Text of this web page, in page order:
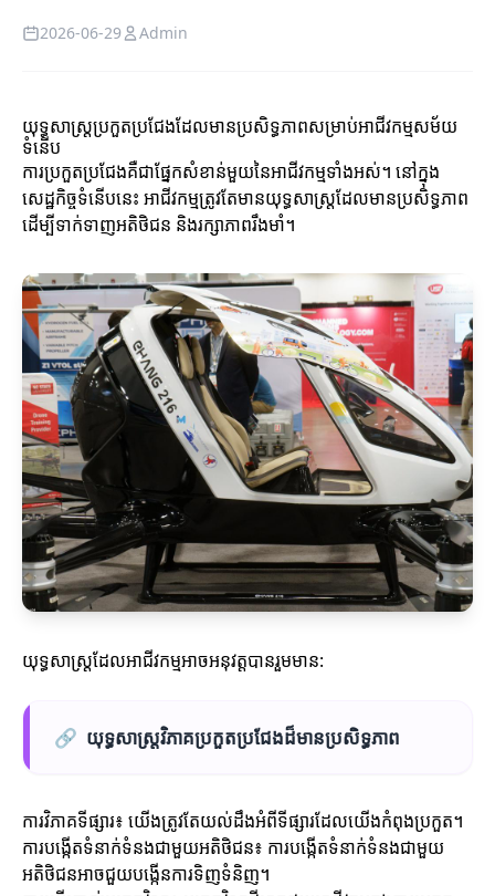
2026-06-29 Admin
យុទ្ធសាស្ត្រប្រកួតប្រជែងដែលមានប្រសិទ្ធភាពសម្រាប់អាជីវកម្មសម័យ
ទំនើប
ការប្រកួតប្រជែងគឺជាផ្នែកសំខាន់មួយនៃអាជីវកម្មទាំងអស់។ នៅក្នុង
សេដ្ឋកិច្ចទំនើបនេះ អាជីវកម្មត្រូវតែមានយុទ្ធសាស្ត្រដែលមានប្រសិទ្ធភាព
ដើម្បីទាក់ទាញអតិថិជន និងរក្សាភាពរឹងមាំ។
យុទ្ធសាស្ត្រដែលអាជីវកម្មអាចអនុវត្តបានរួមមាន:
🔗 យុទ្ធសាស្ត្រវិភាគប្រកួតប្រជែងដ៏មានប្រសិទ្ធភាព
ការវិភាគទីផ្សារ៖ យើងត្រូវតែយល់ដឹងអំពីទីផ្សារដែលយើងកំពុងប្រកួត។
ការបង្កើតទំនាក់ទំនងជាមួយអតិថិជន៖ ការបង្កើតទំនាក់ទំនងជាមួយ
អតិថិជនអាចជួយបង្កើនការទិញទំនិញ។